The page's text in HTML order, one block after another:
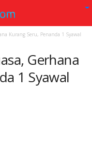
Kurang Seru, Penanda 1 Syawal
Gerhana
1 Syawal